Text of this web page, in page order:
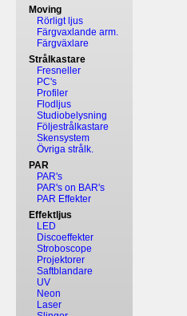
Moving
Rörligt ljus
Färgvaxlande arm.
Färgväxlare
Strålkastare
Fresneller
PC's
Profiler
Flodljus
Studiobelysning
Följestrålkastare
Skensystem
Övriga strålk.
PAR
PAR's
PAR's on BAR's
PAR Effekter
Effektljus
LED
Discoeffekter
Stroboscope
Projektorer
Saftblandare
UV
Neon
Laser